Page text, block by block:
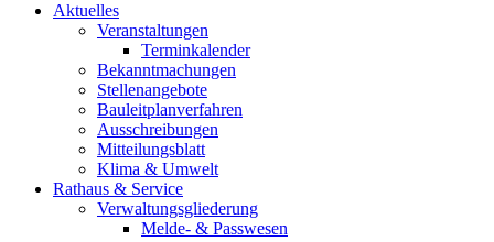
Aktuelles
Veranstaltungen
Terminkalender
Bekanntmachungen
Stellenangebote
Bauleitplanverfahren
Ausschreibungen
Mitteilungsblatt
Klima & Umwelt
Rathaus & Service
Verwaltungsgliederung
Melde- & Passwesen